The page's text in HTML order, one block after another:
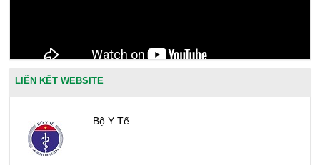
LIÊN KẾT WEBSITE
Bộ Y Tế